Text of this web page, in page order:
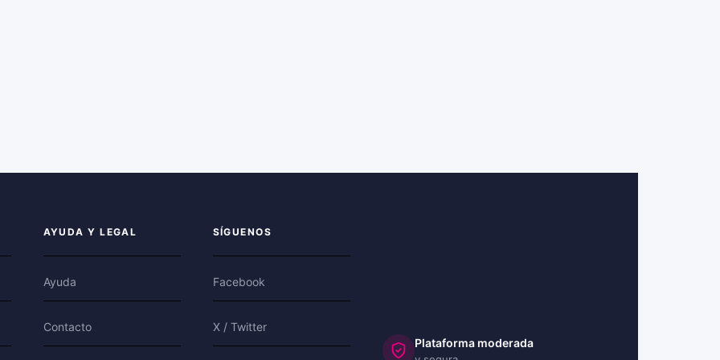
AYUDA Y LEGAL
Ayuda
Contacto
SÍGUENOS
Facebook
X / Twitter
Plataforma moderada